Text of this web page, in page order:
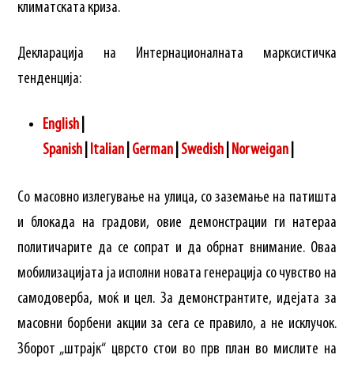
климатската криза.
Декларација на Интернационалната марксистичка
тенденција:
English
Spanish Italian German Swedish Norweigan
Со масовно излегување на улица, со заземање на патишта
и блокада на градови, овие демонстрации ги натераа
политичарите да се сопрат и да обрнат внимание. Оваа
мобилизацијата ја исполни новата генерација со чувство на
самодоверба, моќ и цел. За демонстрантите, идејата за
масовни борбени акции за сега се правило, а не исклучок.
Зборот „штрајк“ цврсто стои во прв план во мислите на